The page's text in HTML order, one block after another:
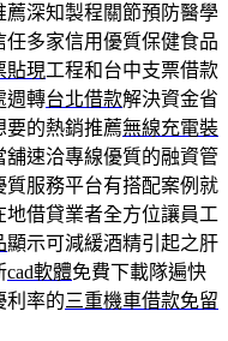
薦深知製程關節預防醫學
任多家信用優質保健食品
貼現工程和台中支票借款
週轉台北借款解決資金省
要的熱銷推薦無線充電裝
速洽專線優質的融資管
服務平台有搭配案例就
地借貸業者全方位讓員工
顯示可減緩酒精引起之肝
cad軟體免費下載隊遍快
利率的三重機車借款免留